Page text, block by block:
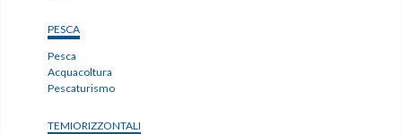
PESCA
Pesca
Acquacoltura
Pescaturismo
TEMIORIZZONTALI